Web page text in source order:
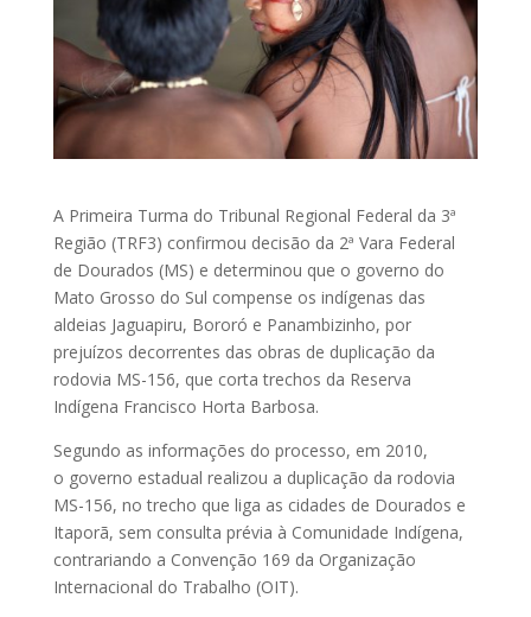
A Primeira Turma do Tribunal Regional Federal da 3ª
Região (TRF3) confirmou decisão da 2ª Vara Federal
de Dourados (MS) e determinou que o governo do
Mato Grosso do Sul compense os indígenas das
aldeias Jaguapiru, Bororó e Panambizinho, por
prejuízos decorrentes das obras de duplicação da
rodovia MS-156, que corta trechos da Reserva
Indígena Francisco Horta Barbosa.
Segundo as informações do processo, em 2010,
o governo estadual realizou a duplicação da rodovia
MS-156, no trecho que liga as cidades de Dourados e
Itaporã, sem consulta prévia à Comunidade Indígena,
contrariando a Convenção 169 da Organização
Internacional do Trabalho (OIT).